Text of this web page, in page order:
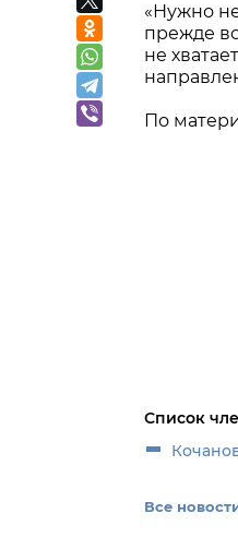
«Нужно
прежде
не
По
Список
Все